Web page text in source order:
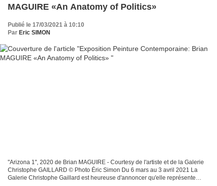
MAGUIRE «An Anatomy of Politics»
Publié le 17/03/2021 à 10:10
Par Eric SIMON
"Arizona 1", 2020 de Brian MAGUIRE - Courtesy de l'artiste et de la Galerie
Christophe GAILLARD © Photo Éric Simon Du 6 mars au 3 avril 2021 La
Galerie Christophe Gaillard est heureuse d'annoncer qu'elle représente